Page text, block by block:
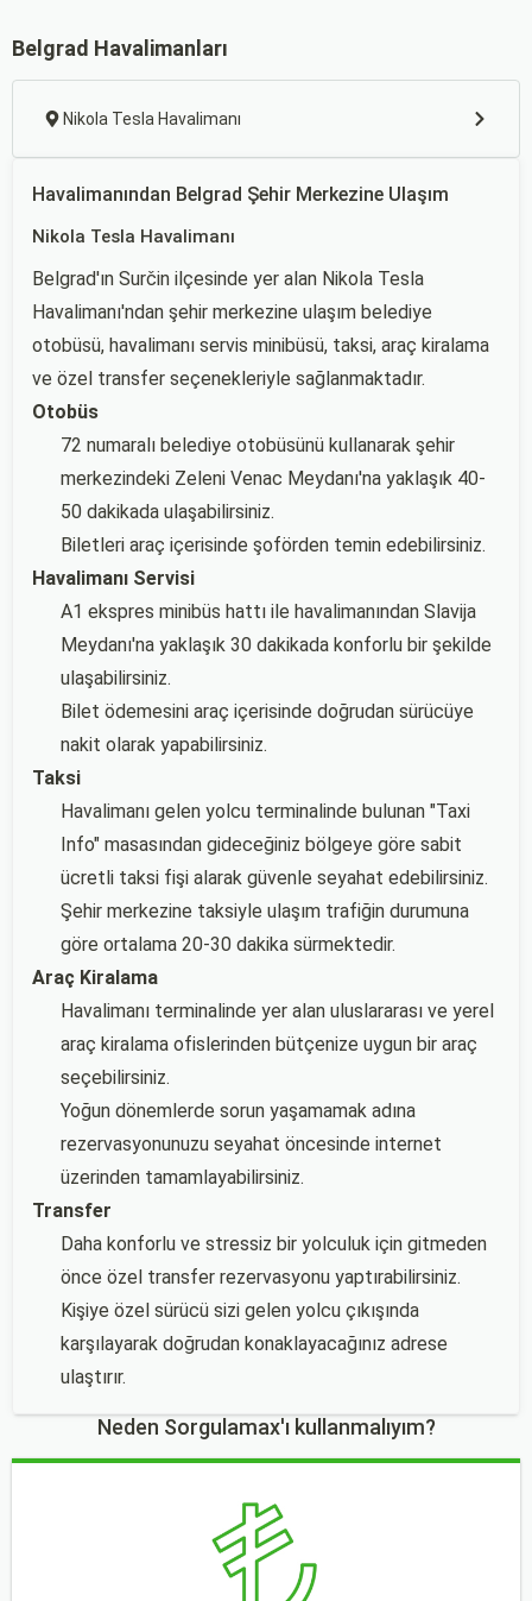
Belgrad Havalimanları
Nikola Tesla Havalimanı
Havalimanından Belgrad Şehir Merkezine Ulaşım
Nikola Tesla Havalimanı
Belgrad'ın Surčin ilçesinde yer alan Nikola Tesla
Havalimanı'ndan şehir merkezine ulaşım belediye
otobüsü, havalimanı servis minibüsü, taksi, araç kiralama
ve özel transfer seçenekleriyle sağlanmaktadır.
Otobüs
72 numaralı belediye otobüsünü kullanarak şehir
merkezindeki Zeleni Venac Meydanı'na yaklaşık 40-
50 dakikada ulaşabilirsiniz.
Biletleri araç içerisinde şoförden temin edebilirsiniz.
Havalimanı Servisi
A1 ekspres minibüs hattı ile havalimanından Slavija
Meydanı'na yaklaşık 30 dakikada konforlu bir şekilde
ulaşabilirsiniz.
Bilet ödemesini araç içerisinde doğrudan sürücüye
nakit olarak yapabilirsiniz.
Taksi
Havalimanı gelen yolcu terminalinde bulunan "Taxi
Info" masasından gideceğiniz bölgeye göre sabit
ücretli taksi fişi alarak güvenle seyahat edebilirsiniz.
Şehir merkezine taksiyle ulaşım trafiğin durumuna
göre ortalama 20-30 dakika sürmektedir.
Araç Kiralama
Havalimanı terminalinde yer alan uluslararası ve yerel
araç kiralama ofislerinden bütçenize uygun bir araç
seçebilirsiniz.
Yoğun dönemlerde sorun yaşamamak adına
rezervasyonunuzu seyahat öncesinde internet
üzerinden tamamlayabilirsiniz.
Transfer
Daha konforlu ve stressiz bir yolculuk için gitmeden
önce özel transfer rezervasyonu yaptırabilirsiniz.
Kişiye özel sürücü sizi gelen yolcu çıkışında
karşılayarak doğrudan konaklayacağınız adrese
ulaştırır.
Neden Sorgulamax'ı kullanmalıyım?